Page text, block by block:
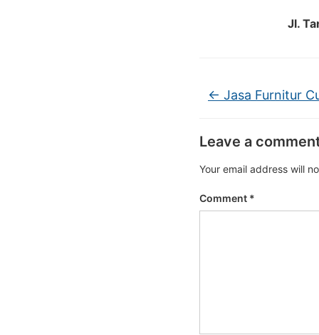
Jl.
← Jasa Furnitur
Leave a
Your email address will
Comment *